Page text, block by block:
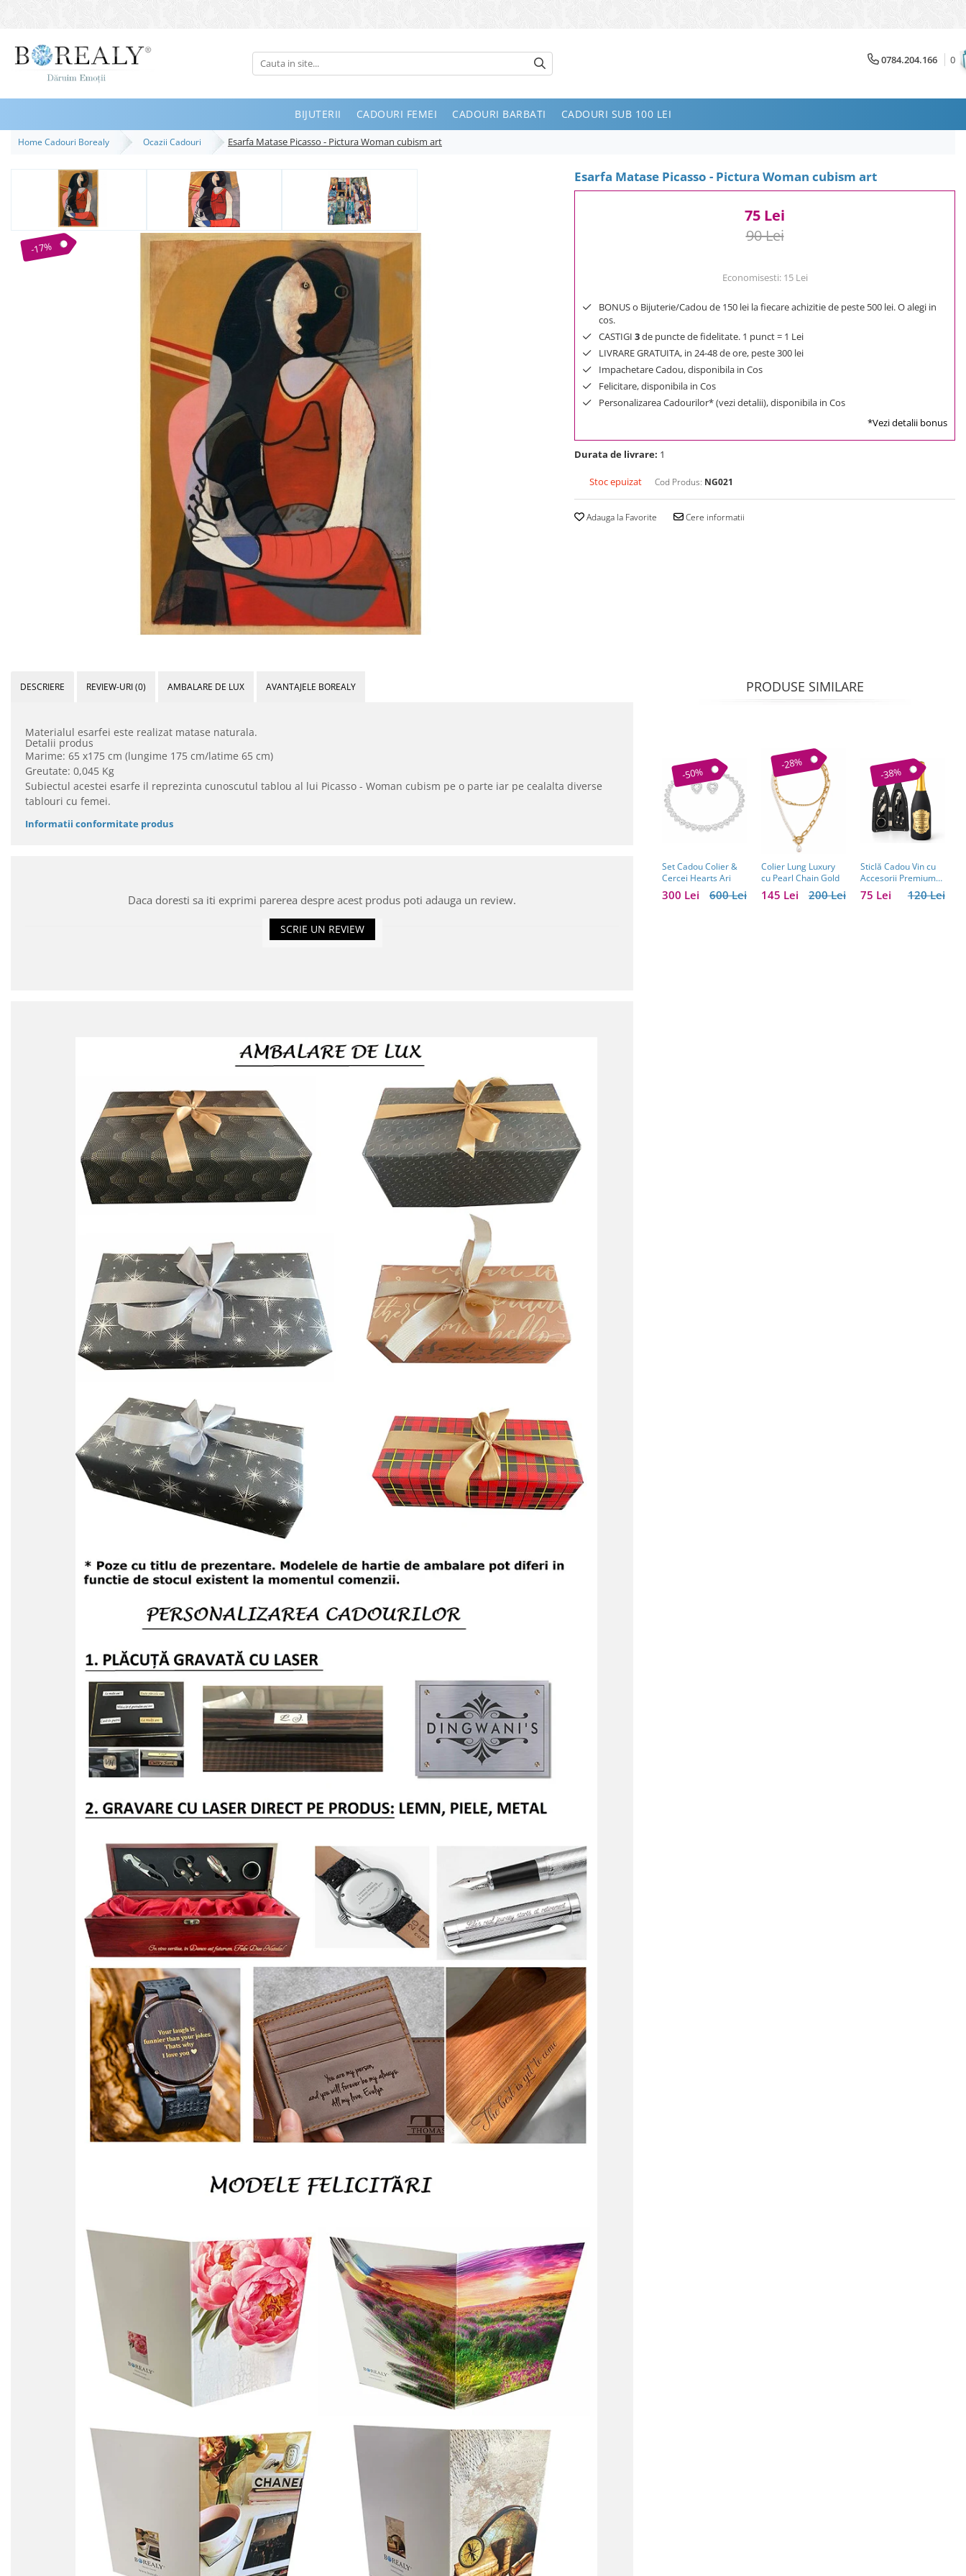
Bijuterii
Inele
Bratari
Destinatari
0784.204.166 0
BIJUTERII CADOURI FEMEI CADOURI BARBATI CADOURI SUB 100 LEI
Home Cadouri Borealy Ocazii Cadouri Esarfa Matase Picasso - Pictura Woman cubism art
Esarfa Matase Picasso - Pictura Woman cubism art
-17%
75 Lei
90 Lei
Economisesti: 15 Lei
BONUS o Bijuterie/Cadou de 150 lei la fiecare achizitie de peste 500 lei. O alegi in
cos.
CASTIGI 3de puncte de fidelitate. 1 punct = 1 Lei
LIVRARE GRATUITA, in 24-48 de ore, peste 300 lei
Impachetare Cadou, disponibila in Cos
Felicitare, disponibila in Cos
Personalizarea Cadourilor* (vezi detalii), disponibila in Cos
*Vezi detalii bonus
Durata de livrare: 1
Stoc epuizat Cod Produs: NG021
Adauga la Favorite Cere informatii
DESCRIERE REVIEW-URI(0) AMBALARE DE LUX AVANTAJELE BOREALY
Materialul esarfei este realizat matase naturala.
Detalii produs
Marime: 65 x175 cm (lungime 175 cm/latime 65 cm)
Greutate: 0,045 Kg
Subiectul acestei esarfe il reprezinta cunoscutul tablou al lui Picasso - Woman cubism pe o parte iar pe cealalta diverse
tablouri cu femei.
Informatii conformitate produs
Daca doresti sa iti exprimi parerea despre acest produs poti adauga un review.
SCRIE UN REVIEW
PRODUSE SIMILARE
-50%
Set Cadou Colier &
Cercei Hearts Ari
600 Lei
300 Lei
-28%
Colier Lung Luxury
cu Pearl Chain Gold
200 Lei
145 Lei
-38%
Sticlă Cadou Vin cu
Accesorii Premium
Personalizată – Set
Elegant pentru120 Lei
75 Lei